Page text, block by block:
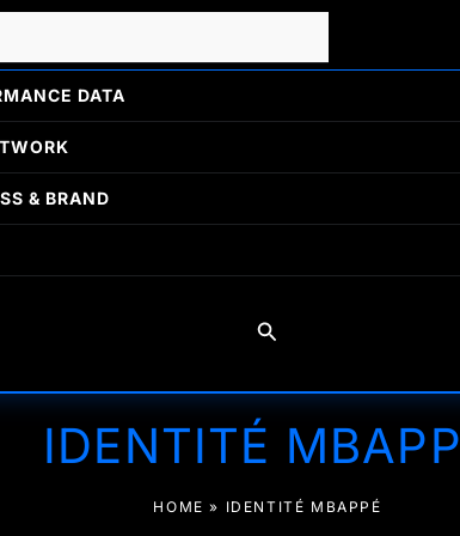
DATA
& BRAND
Rechercher
IDENTITÉ
HOME » IDENTITÉ MBAPPÉ